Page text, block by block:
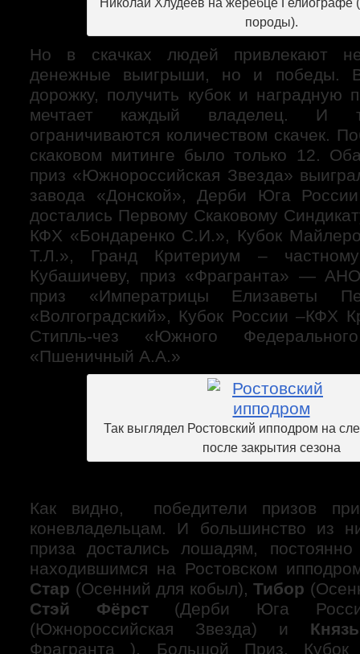
породы).
Но в скачках людей привлекают
денежные выигрыши, но и победы.
дорожку, получить кубок и наградную
мечтает каждый владелец. И
ограничиваются количеством скачек.
скаковом митинге было только 12.
приз «Южнороссийская Звезда»
завода «Донской», Дерби Юга
достались Первому Скаковому
КФХ «Бондаренко С.И.», Кубок
Т.Л.», Гранд Критериум –
Кубашичеву, приз «Фрагранта» —
приз «Императрицы Елизаветы
«Волгоградский», Кубок России –КФХ
Стипль-чез «Южного
«Пшеничный А.А.»
Так выглядел Ростовский ипподром на
после закрытия сезона
Как видно, победители призов
коневладельцам. И большинство из
приза достались лошадям,
находившимся на Ростовском
Стар (Осенний для кобыл),Тибор
Стэй Фёрст(Дерби Юга
(Южнороссийская Звезда) и
Фрагранта ). Большой Приз, Кубок